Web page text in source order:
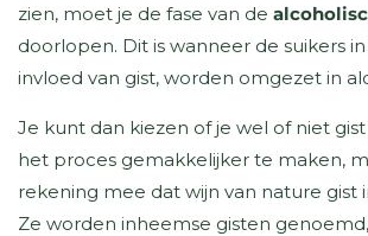
zien, moet je de fase van de
doorlopen. Dit is wanneer de suikers
invloed van gist, worden omgezet in
Je kunt dan kiezen of je wel of niet
het proces gemakkelijker te maken,
rekening mee dat wijn van nature gist
Ze worden inheemse gisten